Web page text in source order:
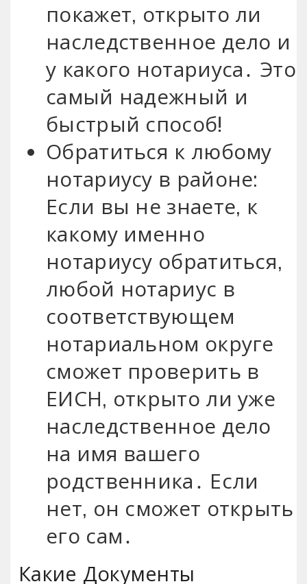
покажет, открыто ли
наследственное дело и
у какого нотариуса․ Это
самый надежный и
быстрый способ!
Обратиться к любому
нотариусу в районе:
Если вы не знаете, к
какому именно
нотариусу обратиться,
любой нотариус в
соответствующем
нотариальном округе
сможет проверить в
ЕИСН, открыто ли уже
наследственное дело
на имя вашего
родственника․ Если
нет, он сможет открыть
его сам․
Какие Документы